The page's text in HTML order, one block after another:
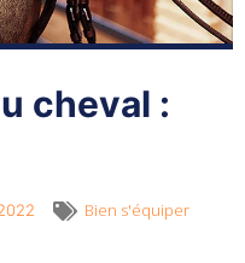
cheval :
Bien s'équiper